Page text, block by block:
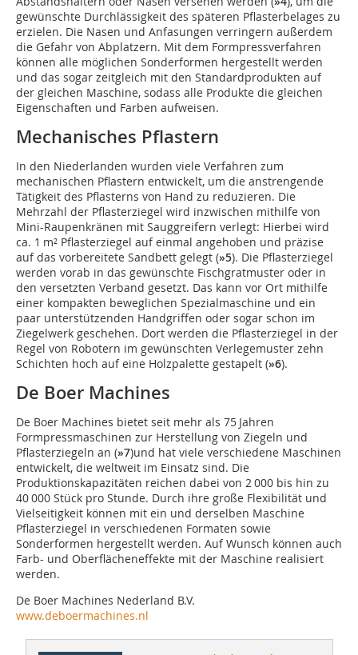
gewünschte Durchlässigkeit des späteren Pflasterbelages zu
erzielen. Die Nasen und Anfasungen verringern außerdem
die Gefahr von Abplatzern. Mit dem Formpressverfahren
können alle möglichen Sonderformen hergestellt werden
und das sogar zeitgleich mit den Standardprodukten auf
der gleichen Maschine, sodass alle Produkte die gleichen
Eigenschaften und Farben aufweisen.
Mechanisches Pflastern
In den Niederlanden wurden viele Verfahren zum
mechanischen Pflastern entwickelt, um die anstrengende
Tätigkeit des Pflasterns von Hand zu reduzieren. Die
Mehrzahl der Pflasterziegel wird inzwischen mithilfe von
Mini-Raupenkränen mit Sauggreifern verlegt: Hierbei wird
ca. 1 m² Pflasterziegel auf einmal angehoben und präzise
auf das vorbereitete Sandbett gelegt (»5). Die Pflasterziegel
werden vorab in das gewünschte Fischgratmuster oder in
den versetzten Verband gesetzt. Das kann vor Ort mithilfe
einer kompakten beweglichen Spezialmaschine und ein
paar unterstützenden Handgriffen oder sogar schon im
Ziegelwerk geschehen. Dort werden die Pflasterziegel in der
Regel von Robotern im gewünschten Verlegemuster zehn
Schichten hoch auf eine Holzpalette gestapelt (»6).
De Boer Machines
De Boer Machines bietet seit mehr als 75 Jahren
Formpressmaschinen zur Herstellung von Ziegeln und
Pflasterziegeln an (»7)und hat viele verschiedene Maschinen
entwickelt, die weltweit im Einsatz sind. Die
Produktionskapazitäten ­reichen dabei von 2 000 bis hin zu
40 000 Stück pro Stunde. Durch ihre große Flexibilität und
Vielseitigkeit können mit ein und der­selben ­Maschine
Pflasterziegel in verschiedenen Formaten sowie
Sonderformen her­gestellt werden. Auf Wunsch können auch
­Farb- und Oberflächeneffekte mit der Maschine realisiert
werden.
De Boer Machines Nederland B.V.
www.deboermachines.nl